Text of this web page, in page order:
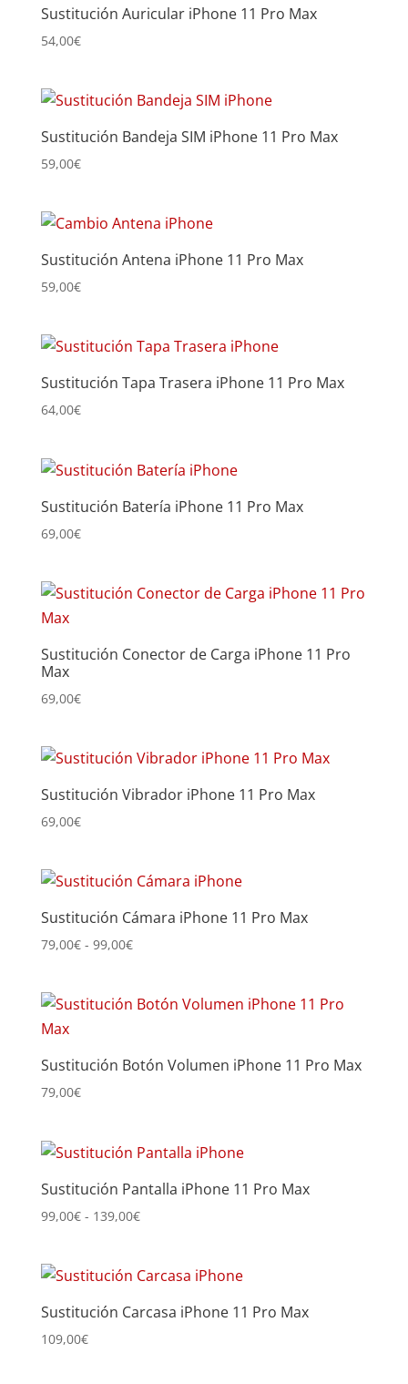
Sustitución Auricular iPhone 11 Pro Max
54,00€
Sustitución Bandeja SIM iPhone 11 Pro Max
59,00€
Sustitución Antena iPhone 11 Pro Max
59,00€
Sustitución Tapa Trasera iPhone 11 Pro Max
64,00€
Sustitución Batería iPhone 11 Pro Max
69,00€
Sustitución Conector de Carga iPhone 11 Pro
Max
69,00€
Sustitución Vibrador iPhone 11 Pro Max
69,00€
Sustitución Cámara iPhone 11 Pro Max
79,00€ - 99,00€Rango
desde
99,00€
Sustitución Botón Volumen iPhone 11 Pro Max
79,00€
Sustitución Pantalla iPhone 11 Pro Max
99,00€ - 139,00€Rango
desde
hasta
Sustitución Carcasa iPhone 11 Pro Max
109,00€